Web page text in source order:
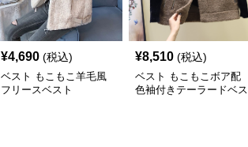
¥4,690 (税込)
ベスト もこもこ羊毛風
フリースベスト
¥8,510 (税込)
ベスト もこもこボア配
色袖付きテーラードベス